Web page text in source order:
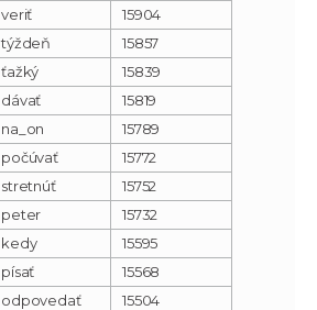
veriť
15904
týždeň
15857
ťažký
15839
dávať
15819
na_on
15789
počúvať
15772
stretnúť
15752
peter
15732
kedy
15595
písať
15568
odpovedať
15504